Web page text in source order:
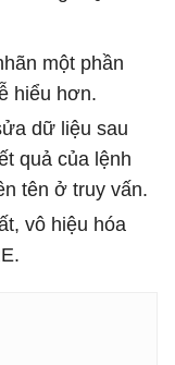
một phần
hiểu hơn.
dữ liệu sau
quả của lệnh
tên ở truy vấn.
vô hiệu hóa